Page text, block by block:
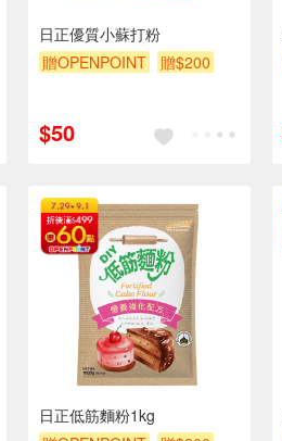
日正優質小蘇打粉
贈OPENPOINT
贈$200
$50
日正低筋麵粉1kg